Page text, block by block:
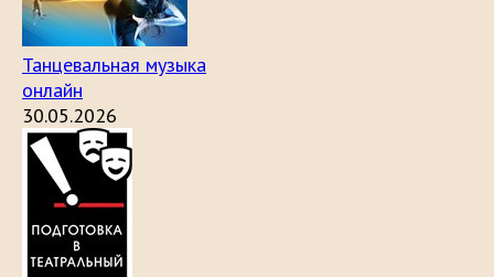
Танцевальная музыка
онлайн
30.05.2026